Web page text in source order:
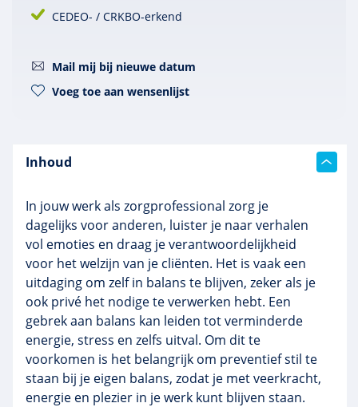
CEDEO- / CRKBO-erkend
Mail mij bij nieuwe datum
Voeg toe aan wensenlijst
Inhoud
In jouw werk als zorgprofessional zorg je
dagelijks voor anderen, luister je naar verhalen
vol emoties en draag je verantwoordelijkheid
voor het welzijn van je cliënten. Het is vaak een
uitdaging om zelf in balans te blijven, zeker als je
ook privé het nodige te verwerken hebt. Een
gebrek aan balans kan leiden tot verminderde
energie, stress en zelfs uitval. Om dit te
voorkomen is het belangrijk om preventief stil te
staan bij je eigen balans, zodat je met veerkracht,
energie en plezier in je werk kunt blijven staan.